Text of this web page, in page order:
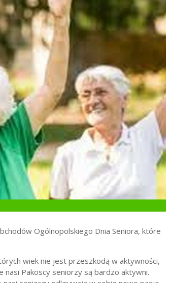
Ogólnopolskiego Dnia Seniora, które
wiek nie jest przeszkodą w aktywności,
nasi Pakoscy seniorzy są bardzo aktywni.